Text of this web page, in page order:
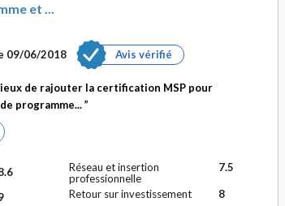
et ...
09/06/2018 Avis vérifié
de rajouter la certification MSP pour
programme...
Réseau et insertion
professionnelle
7.5
Retour sur investissement 8